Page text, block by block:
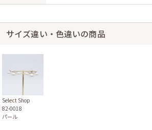
サイズ違い・色違いの商品
Select Shop
82-0018
パール